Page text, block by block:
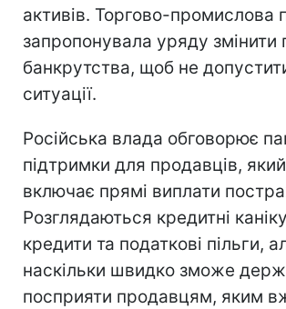
активів. Торгово-промислова
запропонувала уряду
банкрутства, щоб не
ситуації.
Російська влада обговорює
підтримки для продавців,
включає прямі виплати
Розглядаються кредитні
кредити та податкові пільги,
наскільки швидко зможе
посприяти продавцям, яким